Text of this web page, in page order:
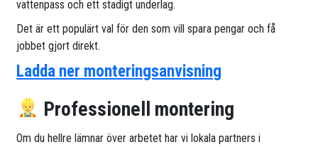
vattenpass och ett stadigt underlag.
Det är ett populärt val för den som vill spara pengar och få
jobbet gjort direkt.
Ladda ner monteringsanvisning
Professionell montering
Om du hellre lämnar över arbetet har vi lokala partners i